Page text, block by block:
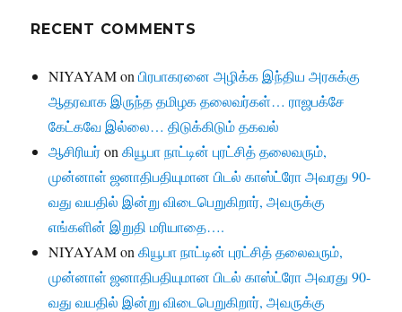
RECENT COMMENTS
NIYAYAMonபிரபாகரனை அழிக்க இந்திய அரசுக்கு
ஆதரவாக இருந்த தமிழக தலைவர்கள்… ராஜபக்சே
கேட்கவே இல்லை… திடுக்கிடும் தகவல்
ஆசிரியர்onகியூபா நாட்டின் புரட்சித் தலைவரும்,
முன்னாள் ஜனாதிபதியுமான பிடல் காஸ்ட்ரோ அவரது 90-
வது வயதில் இன்று விடைபெறுகிறார், அவருக்கு
எங்களின் இறுதி மரியாதை….
NIYAYAMonகியூபா நாட்டின் புரட்சித் தலைவரும்,
முன்னாள் ஜனாதிபதியுமான பிடல் காஸ்ட்ரோ அவரது 90-
வது வயதில் இன்று விடைபெறுகிறார், அவருக்கு